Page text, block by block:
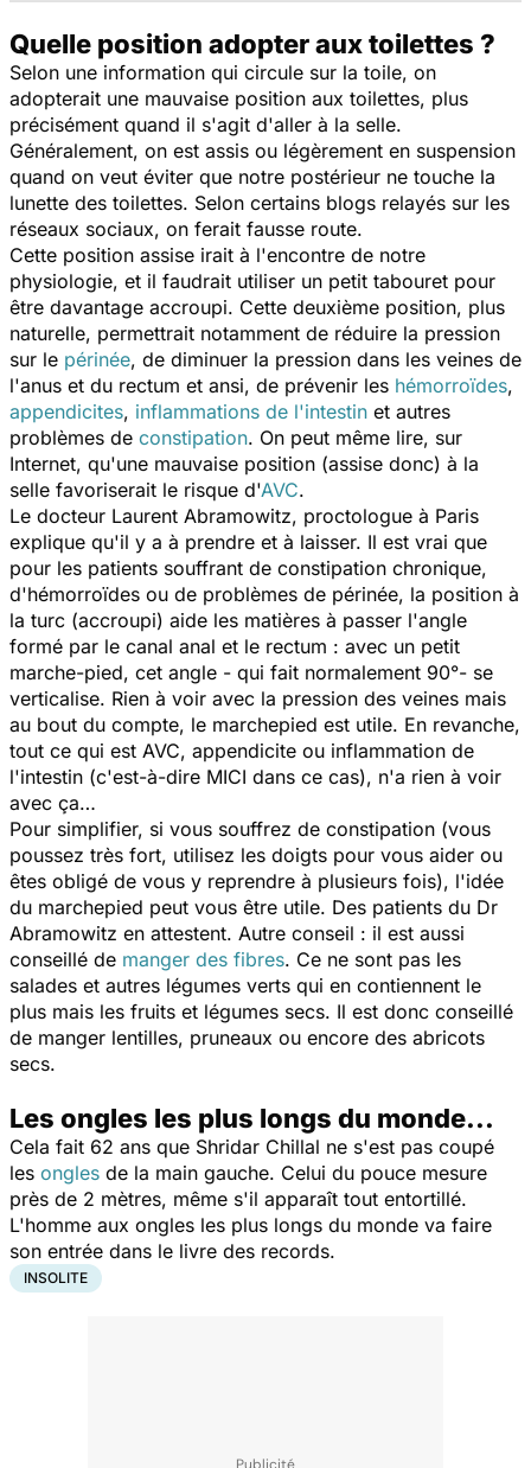
Quelle position adopter aux toilettes ?
Selon une information qui circule sur la toile, on
adopterait une mauvaise position aux toilettes, plus
précisément quand il s'agit d'aller à la selle.
Généralement, on est assis ou légèrement en suspension
quand on veut éviter que notre postérieur ne touche la
lunette des toilettes. Selon certains blogs relayés sur les
réseaux sociaux, on ferait fausse route.
Cette position assise irait à l'encontre de notre
physiologie, et il faudrait utiliser un petit tabouret pour
être davantage accroupi. Cette deuxième position, plus
naturelle, permettrait notamment de réduire la pression
sur le périnée, de diminuer la pression dans les veines de
l'anus et du rectum et ansi, de prévenir les hémorroïdes,
appendicites, inflammations de l'intestin et autres
problèmes de constipation. On peut même lire, sur
Internet, qu'une mauvaise position (assise donc) à la
selle favoriserait le risque d'AVC.
Le docteur Laurent Abramowitz, proctologue à Paris
explique qu'il y a à prendre et à laisser. Il est vrai que
pour les patients souffrant de constipation chronique,
d'hémorroïdes ou de problèmes de périnée, la position à
la turc (accroupi) aide les matières à passer l'angle
formé par le canal anal et le rectum : avec un petit
marche-pied, cet angle - qui fait normalement 90°- se
verticalise. Rien à voir avec la pression des veines mais
au bout du compte, le marchepied est utile. En revanche,
tout ce qui est AVC, appendicite ou inflammation de
l'intestin (c'est-à-dire MICI dans ce cas), n'a rien à voir
avec ça…
Pour simplifier, si vous souffrez de constipation (vous
poussez très fort, utilisez les doigts pour vous aider ou
êtes obligé de vous y reprendre à plusieurs fois), l'idée
du marchepied peut vous être utile. Des patients du Dr
Abramowitz en attestent. Autre conseil : il est aussi
conseillé de manger des fibres. Ce ne sont pas les
salades et autres légumes verts qui en contiennent le
plus mais les fruits et légumes secs. Il est donc conseillé
de manger lentilles, pruneaux ou encore des abricots
secs.
Les ongles les plus longs du monde...
Cela fait 62 ans que Shridar Chillal ne s'est pas coupé
les ongles de la main gauche. Celui du pouce mesure
près de 2 mètres, même s'il apparaît tout entortillé.
L'homme aux ongles les plus longs du monde va faire
son entrée dans le livre des records.
INSOLITE